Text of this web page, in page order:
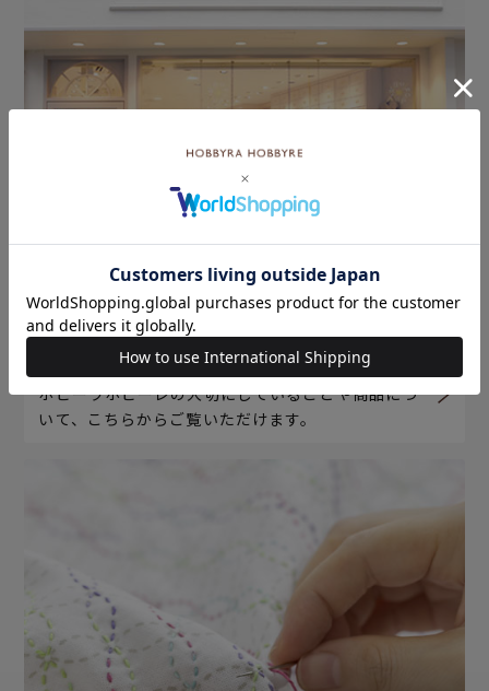
ホビーラホビーレについて
ホビーラホビーレの大切にしていることや商品につ
いて、こちらからご覧いただけます。